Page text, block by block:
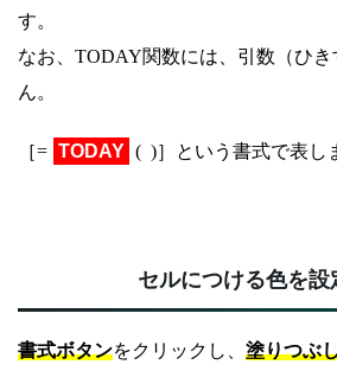
す。
なお、TODAY関数には、引数（ひ
ん。
［= TODAY ( )］という書式で表し
セルにつける色を設
書式ボタンをクリックし、 塗りつぶ